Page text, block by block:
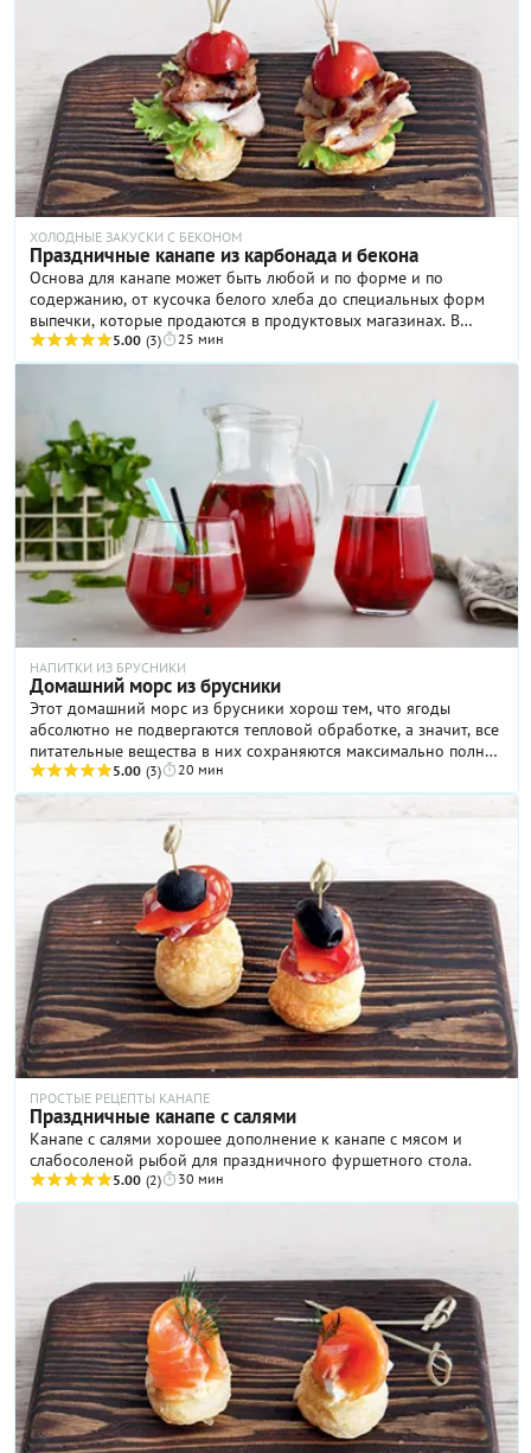
что она непременно принесет удачу. Поэтому многие
стараются выбирать рыбу с крупными чешуйками! Но, конечно
же, карпа запекают в духовке не только к празднику, а и
просто так. Вариантов приготовления этой рыбы — огромное
количество! Мы же предлагаем свою версию. Проверьте ее в
деле и убедитесь, что карп, запеченный в духовке, — очень
вкусное, нежное и ароматное блюдо!
ХОЛОДНЫЕ ЗАКУСКИ С БЕКОНОМ
Праздничные канапе из карбонада и бекона
Основа для канапе может быть любой и по форме и по
содержанию, от кусочка белого хлеба до специальных форм
выпечки, которые продаются в продуктовых магазинах. В
нашем рецепте мы использовали готовое слоеное тесто.
5.00 (3) 25 мин
НАПИТКИ ИЗ БРУСНИКИ
Домашний морс из брусники
Этот домашний морс из брусники хорош тем, что ягоды
абсолютно не подвергаются тепловой обработке, а значит, все
питательные вещества в них сохраняются максимально полно.
И это очень приятно, потому что в данном случае точно есть,
за что «бороться»! Брусника богата витаминами С, Е и PP,
калием, кальцием и марганцем. Кроме того, в этой ягоде
содержится значительное количество антоцианов и
флавоноидов, что обеспечивает ей мощное антиоксидантное
действие. А еще домашний морс из брусники прекрасно
освежает в жару и согревает в холод — если подать напиток
на стол горячим.
5.00 (3) 20 мин
ПРОСТЫЕ РЕЦЕПТЫ КАНАПЕ
Праздничные канапе с салями
Канапе с салями хорошее дополнение к канапе с мясом и
слабосоленой рыбой для праздничного фуршетного стола.
5.00 (2) 30 мин